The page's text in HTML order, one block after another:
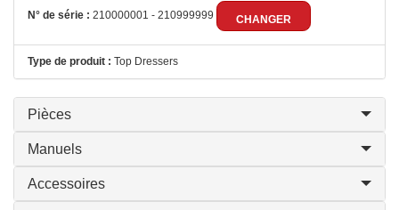
N° de série : 210000001 - 210999999 CHANGER
Type de produit : Top Dressers
Pièces
Manuels
Accessoires